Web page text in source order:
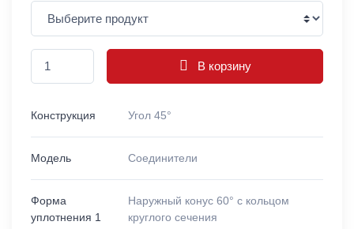
В корзину
Конструкция Угол 45°
Модель Соединители
Форма
уплотнения 1
Наружный конус 60° с кольцом
круглого сечения